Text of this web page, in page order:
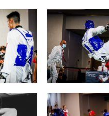
Competizioni